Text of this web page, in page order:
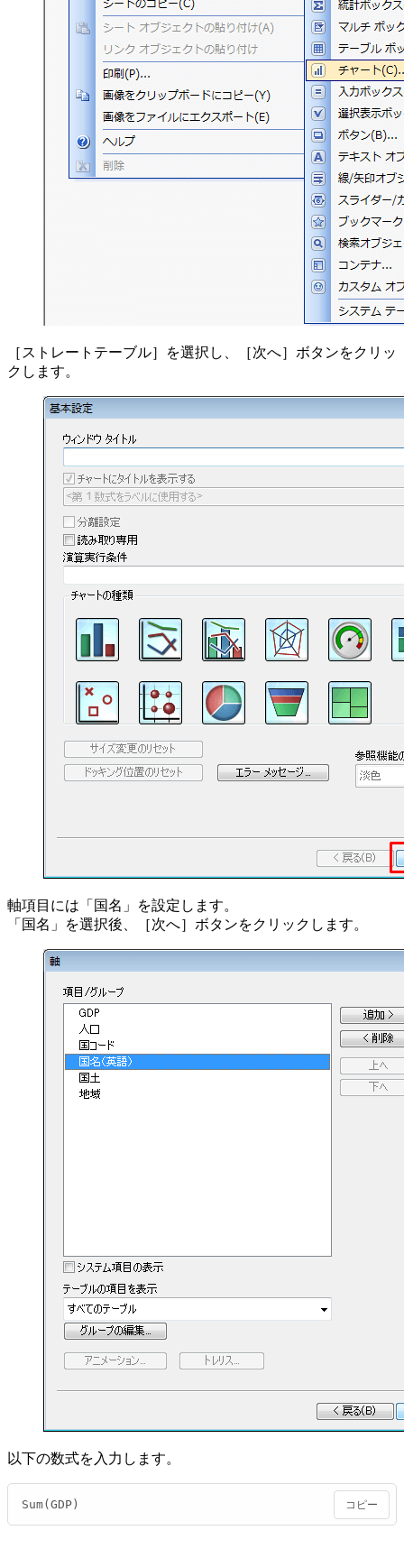
［ストレートテーブル］を選択し、［次へ］ボタンをクリッ
クします。
軸項目には「国名」を設定します。
「国名」を選択後、［次へ］ボタンをクリックします。
以下の数式を入力します。
Sum(GDP) コピー